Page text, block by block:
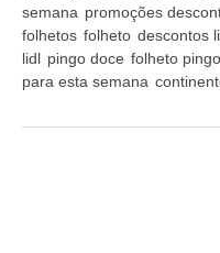
semana promoções
folhetos folheto descontos
lidl pingo doce folheto
para esta semana